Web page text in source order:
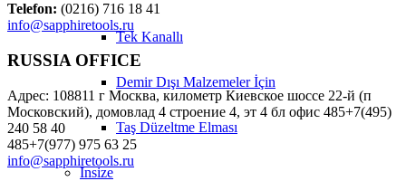
Tek Kanallı
Demir Dışı Malzemeler İçin
Taş Düzeltme Elması
Insize
Telefon: (0216) 716 18 41
info@sapphiretools.ru
RUSSIA OFFICE
Адрес: 108811 г Москва, километр Киевское шоссе 22-й (п
Московский), домовлад 4 строение 4, эт 4 бл офис 485+7(495)
240 58 40
485+7(977) 975 63 25
info@sapphiretools.ru